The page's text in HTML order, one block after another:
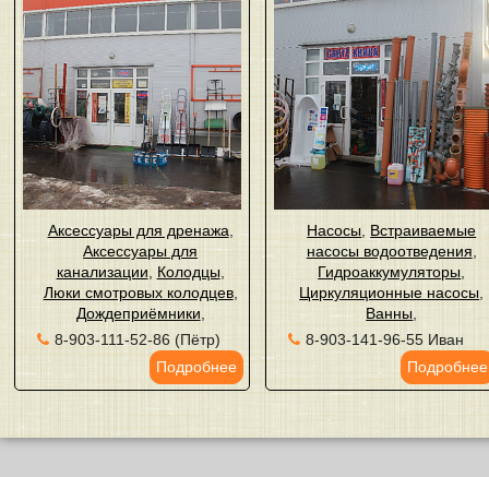
Аксессуары для дренажа
Аксессуары для
канализации
Колодцы,
Люки смотровых колодцев,
Дождеприёмники
8-903-111-52-86 (Пётр)
Подробнее
Насосы Встраиваемые
насосы водоотведения
Гидроаккумуляторы
Циркуляционные насосы
Ванны
8-903-141-96-55 Иван
Подробнее